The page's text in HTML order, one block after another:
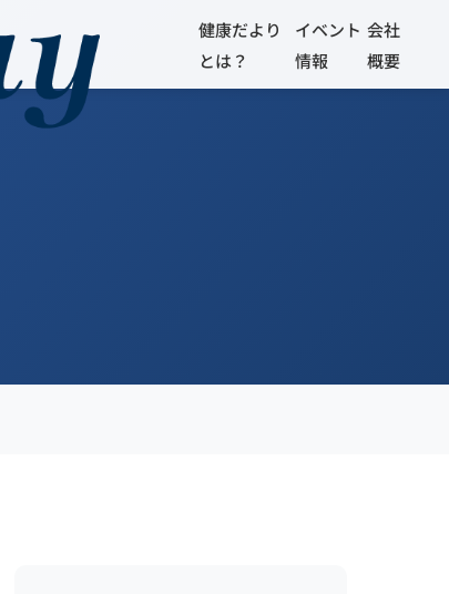
健康だより
とは？
イベント
情報
会社
概要